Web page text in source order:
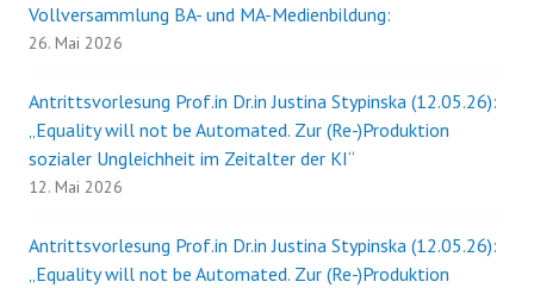
Vollversammlung BA- und MA-Medienbildung:
26. Mai 2026
Antrittsvorlesung Prof.in Dr.in Justina Stypinska (12.05.26):
„Equality will not be Automated. Zur (Re-)Produktion
sozialer Ungleichheit im Zeitalter der KI“
12. Mai 2026
Antrittsvorlesung Prof.in Dr.in Justina Stypinska (12.05.26):
„Equality will not be Automated. Zur (Re-)Produktion